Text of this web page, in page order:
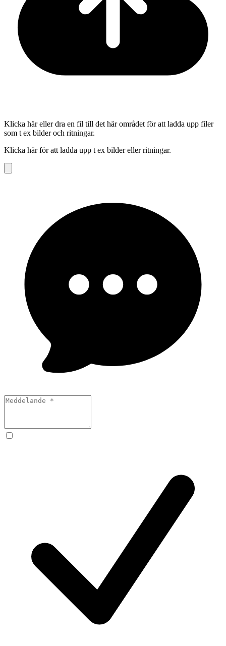
Klicka här eller dra en fil till det här området för att ladda upp filer
som t ex bilder och ritningar.
Klicka här för att ladda upp t ex bilder eller ritningar.